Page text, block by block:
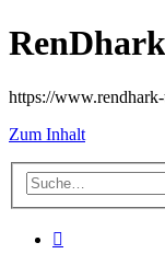
https://
Zum Inhalt